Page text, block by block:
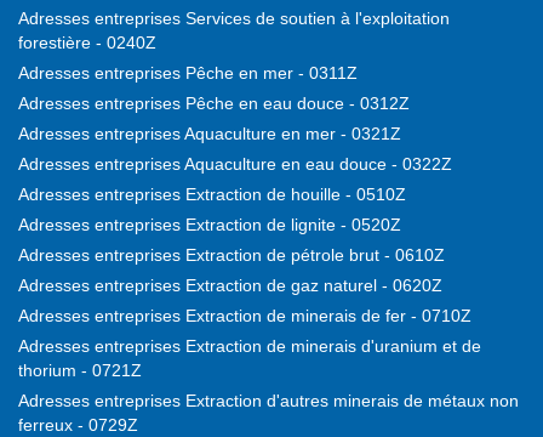
Adresses entreprises Services de soutien à l'exploitation
forestière - 0240Z
Adresses entreprises Pêche en mer - 0311Z
Adresses entreprises Pêche en eau douce - 0312Z
Adresses entreprises Aquaculture en mer - 0321Z
Adresses entreprises Aquaculture en eau douce - 0322Z
Adresses entreprises Extraction de houille - 0510Z
Adresses entreprises Extraction de lignite - 0520Z
Adresses entreprises Extraction de pétrole brut - 0610Z
Adresses entreprises Extraction de gaz naturel - 0620Z
Adresses entreprises Extraction de minerais de fer - 0710Z
Adresses entreprises Extraction de minerais d'uranium et de
thorium - 0721Z
Adresses entreprises Extraction d'autres minerais de métaux non
ferreux - 0729Z